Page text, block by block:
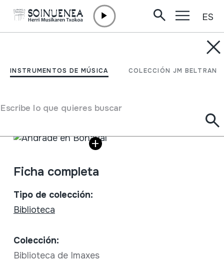
INSTRUMENTOS DE MÚSICA COLECCIÓN JM BELTRAN
Escribe lo que quieres buscar
ES
Andrade en Bonaval
Galería de imágenes
Ficha completa
Tipo de colección:
Biblioteca
Colección:
Biblioteca de Imaxes